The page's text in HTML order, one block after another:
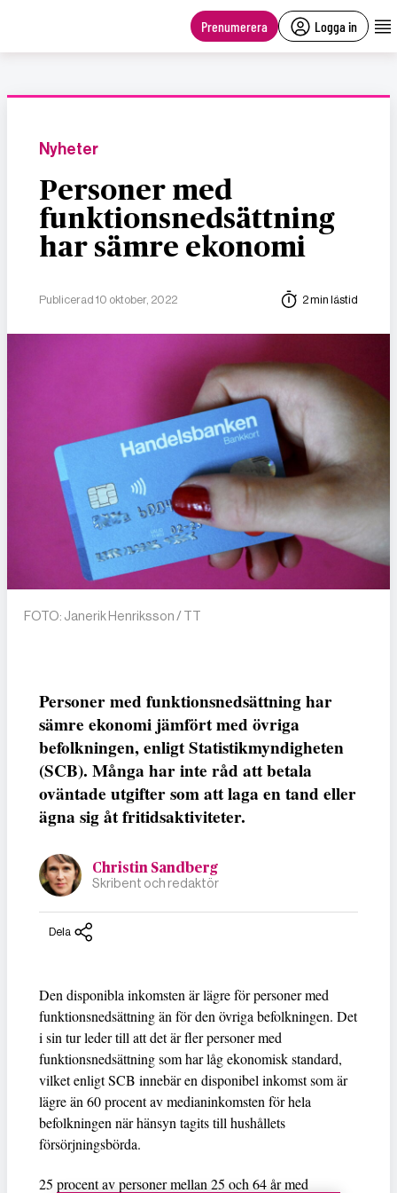
Prenumerera Logga in
Nyheter
Personer med
funktionsnedsättning
har sämre ekonomi
Publicerad 10 oktober, 2022 2 min lästid
FOTO: Janerik Henriksson / TT
Personer med funktionsnedsättning har
sämre ekonomi jämfört med övriga
befolkningen, enligt Statistikmyndigheten
(SCB). Många har inte råd att betala
oväntade utgifter som att laga en tand eller
ägna sig åt fritidsaktiviteter.
Christin Sandberg
Skribent och redaktör
Dela
Den disponibla inkomsten är lägre för personer med
funktionsnedsättning än för den övriga befolkningen. Det
i sin tur leder till att det är fler personer med
funktionsnedsättning som har låg ekonomisk standard,
vilket enligt SCB innebär en disponibel inkomst som är
lägre än 60 procent av medianinkomsten för hela
befolkningen när hänsyn tagits till hushållets
försörjningsbörda.
25 procent av personer mellan 25 och 64 år med